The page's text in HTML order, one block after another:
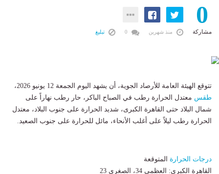
0
مشاركة منذ شهرين تبليغ
تتوقع الهيئة العامة للأرصاد الجوية، أن يشهد اليوم الجمعة 12 يونيو 2026،
طقس معتدل الحرارة رطب في الصباح الباكر، حار رطب نهاراً على
شمال البلاد حتى القاهرة الكبرى، شديد الحرارة على جنوب البلاد، معتدل
الحرارة رطب ليلاً على أغلب الأنحاء، مائل للحرارة على جنوب الصعيد.
درجات الحرارة المتوقعة
​القاهرة الكبرى: العظمى 34، الصغرى 23